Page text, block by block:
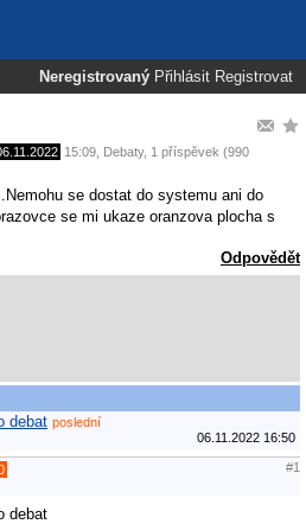
Neregistrovaný Přihlásit Registrovat
15:09 Debaty, 1 příspěvek (990
se dostat do systemu ani do
se mi ukaze oranzova plocha s
Odpovědět
debat poslední
06.11.2022 16:50
#1
debat